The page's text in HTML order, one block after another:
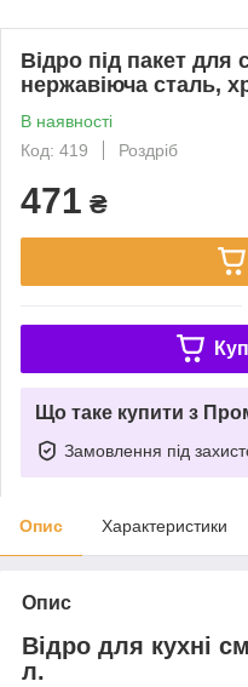
Відро під пакет для
нержавіюча сталь,
В наявності
Код: 419
Роздріб
471 ₴
Що таке купити з
Замовлення під
Опис Характеристики
Опис
Відро для кухні
л.